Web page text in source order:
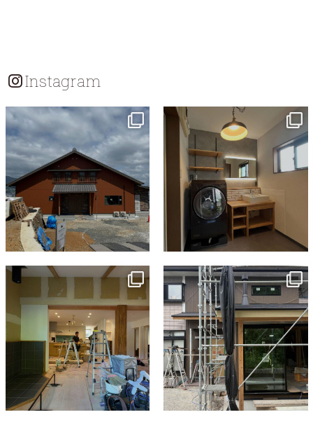
Instagram
tomohouseinc
tomohouseinc
7月 13
tomohouseinc
tomohouseinc
6月 3